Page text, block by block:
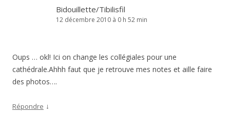
Bidouillette/Tibilisfil
12 décembre 2010 à 0 h 52 min
Oups … okl! Ici on change les collégiales pour une
cathédrale.Ahhh faut que je retrouve mes notes et aille faire
des photos….
Répondre ↓